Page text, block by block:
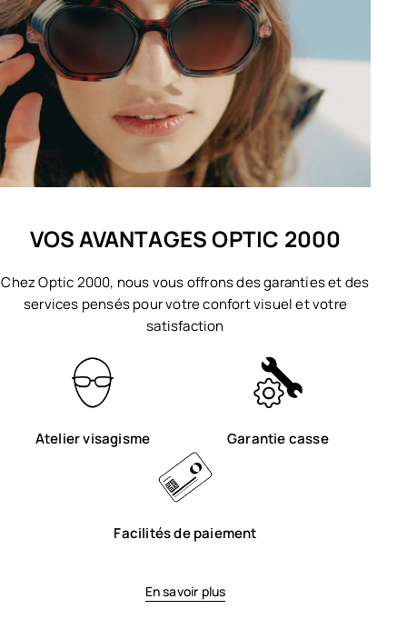
VOS AVANTAGES OPTIC 2000
Chez Optic 2000, nous vous offrons des garanties et des
services pensés pour votre confort visuel et votre
satisfaction
Atelier visagisme Garantie casse
Facilités de paiement
En savoir plus